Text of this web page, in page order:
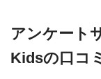
アンケート
Kidsの口コ